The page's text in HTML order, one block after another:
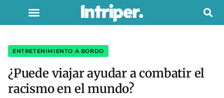
ENTRETENIMIENTO A BORDO
¿Puede viajar ayudar a combatir el
racismo en el mundo?